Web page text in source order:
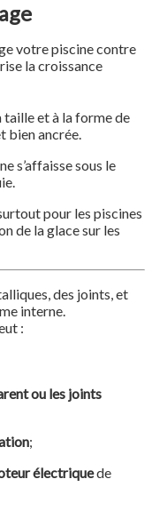
votre piscine contre
la croissance
taille et à la forme de
bien ancrée.
s’affaisse sous le
pour les piscines
de la glace sur les
des joints, et
interne.
:
ou les joints
;
électriquede